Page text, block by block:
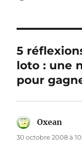
5
loto : une
pour
Oxean
30 octobre 2008 à